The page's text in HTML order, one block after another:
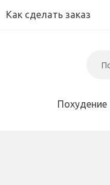
Как сделать заказ
Похудение